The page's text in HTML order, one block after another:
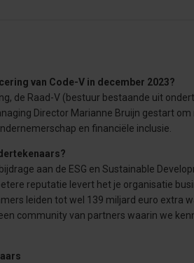
van Code-V in december 2023?
de Raad-V (bestuur bestaande uit
Director Marianne Bruijn gestart
en financiële inclusie.
aan de ESG en Sustainable
reputatie levert het je organisatie
leiden tot wel 139 miljard euro extra
community van partners waarin we